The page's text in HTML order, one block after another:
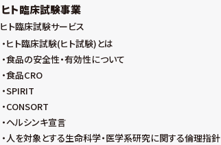
ヒト臨床試験事業
ヒト臨床試験サービス
ヒト臨床試験(ヒト試験)とは
食品の安全性・有効性について
食品CRO
SPIRIT
CONSORT
ヘルシンキ宣言
人を対象とする生命科学・医学系研究に関する倫理指針